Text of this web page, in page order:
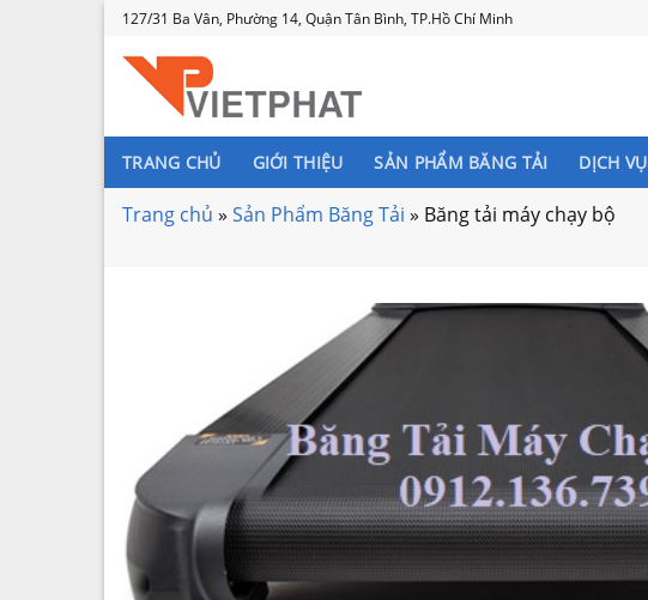
Skip
content
127/31 Ba Vân, Phường 14, Quận Tân Bình, TP.Hồ Chí Minh
TRANG CHỦ GIỚI THIỆU SẢN PHẨM BĂNG TẢI DỊCH VỤ
Trang chủ » Sản Phẩm Băng Tải » Băng tải máy chạy bộ